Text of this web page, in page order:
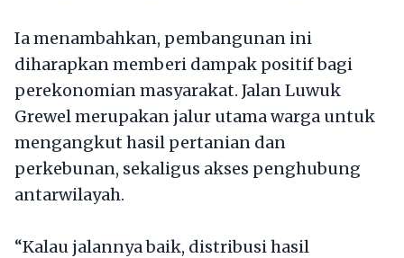
Ia menambahkan, pembangunan ini
diharapkan memberi dampak positif bagi
perekonomian masyarakat. Jalan Luwuk
Grewel merupakan jalur utama warga untuk
mengangkut hasil pertanian dan
perkebunan, sekaligus akses penghubung
antarwilayah.
“Kalau jalannya baik, distribusi hasil